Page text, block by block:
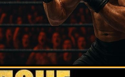
Каммингс Джон Генри
Джастин Роуселл Нэйтен
Сесар Гонсалес